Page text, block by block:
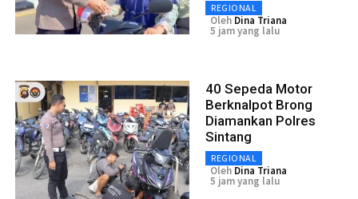
REGIONAL
Oleh Dina Triana
5 jam yang lalu
40 Sepeda Motor
Berknalpot Brong
Diamankan Polres
Sintang
REGIONAL
Oleh Dina Triana
5 jam yang lalu